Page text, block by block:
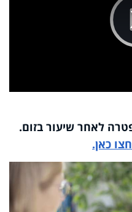
לאחר שיעור בזום.
כאן.